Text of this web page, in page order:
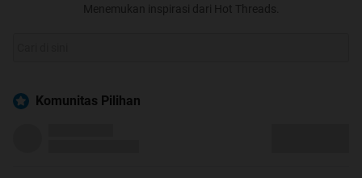
Menemukan inspirasi dari Hot Threads.
Komunitas Pilihan